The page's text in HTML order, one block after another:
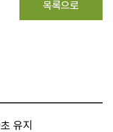
목록으로
유지